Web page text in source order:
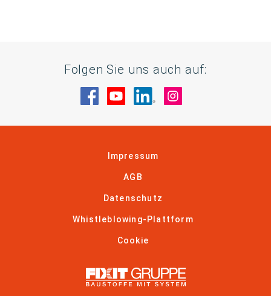
Folgen Sie uns auch auf:
Besuche uns auf Facebook
Besuche uns auf YouTube
Besuche uns auf
Impressum
AGB
Datenschutz
Whistleblowing-Plattform
Cookie